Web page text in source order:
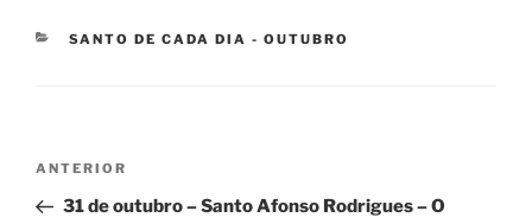
SANTO DE CADA DIA - OUTUBRO
ANTERIOR
31 de outubro – Santo Afonso Rodrigues – O